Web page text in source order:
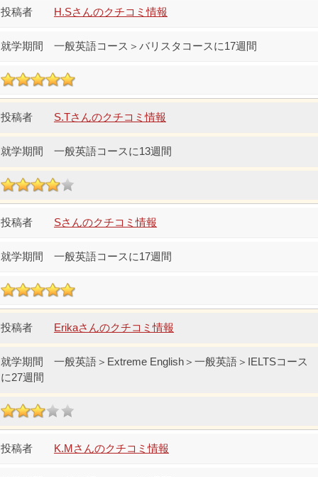
H.Sさんのクチコミ情報
一般英語コース＞バリスタコースに17週間
S.Tさんのクチコミ情報
一般英語コースに13週間
Sさんのクチコミ情報
一般英語コースに17週間
Erikaさんのクチコミ情報
一般英語＞Extreme English＞一般英語＞IELTSコース
に27週間
K.Mさんのクチコミ情報